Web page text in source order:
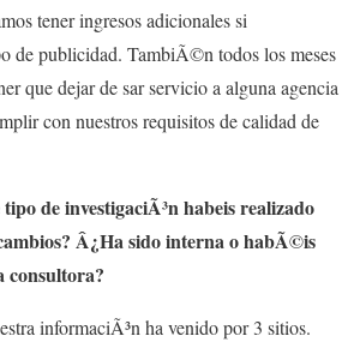
tener ingresos adicionales si
de publicidad. TambiÃ©n todos los meses
que dejar de sar servicio a alguna agencia
con nuestros requisitos de calidad de
de investigaciÃ³n habeis realizado
Â¿Ha sido interna o habÃ©is
consultora?
informaciÃ³n ha venido por 3 sitios.